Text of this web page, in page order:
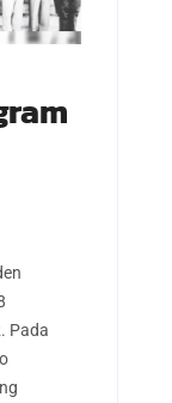
Pada